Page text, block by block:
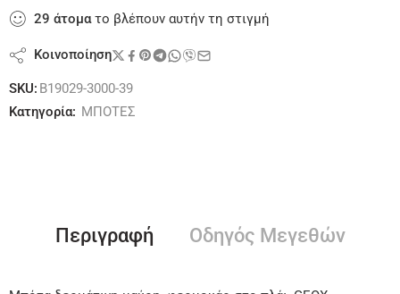
29 άτοματο βλέπουν αυτήν τη στιγμή
Κοινοποίηση
SKU: B19029-3000-39
Κατηγορία: ΜΠΟΤΕΣ
Περιγραφή Οδηγός Μεγεθών